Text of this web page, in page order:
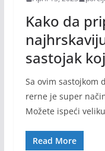
Kako da
sastojak
Sa ovim sastojkom
rerne je super
Možete ispeći veliku
Read More